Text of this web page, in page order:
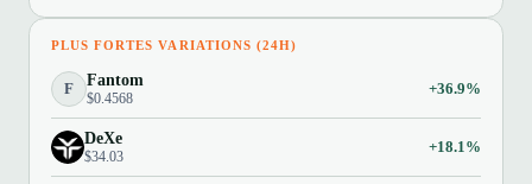
PLUS FORTES VARIATIONS (24H)
F Fantom
$0.4568
+36.9%
DeXe
$34.03
+18.1%